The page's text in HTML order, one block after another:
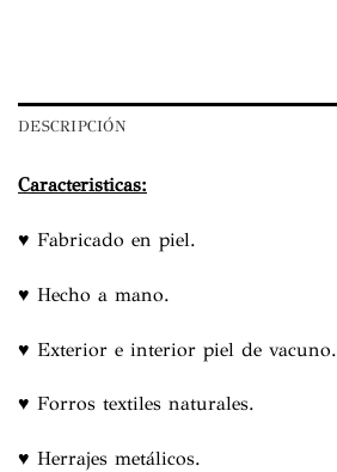
DESCRIPCIÓN
Caracteristicas:
♥ Fabricado en piel.
♥ Hecho a mano.
♥ Exterior e interior piel de vacuno.
♥ Forros textiles naturales.
♥ Herrajes metálicos.